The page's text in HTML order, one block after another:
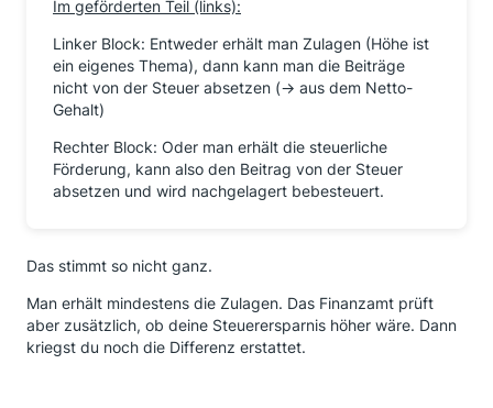
Im geförderten Teil (links):
Linker Block: Entweder erhält man Zulagen (Höhe ist
ein eigenes Thema), dann kann man die Beiträge
nicht von der Steuer absetzen (-> aus dem Netto-
Gehalt)
Rechter Block: Oder man erhält die steuerliche
Förderung, kann also den Beitrag von der Steuer
absetzen und wird nachgelagert bebesteuert.
Das stimmt so nicht ganz.
Man erhält mindestens die Zulagen. Das Finanzamt prüft
aber zusätzlich, ob deine Steuerersparnis höher wäre. Dann
kriegst du noch die Differenz erstattet.